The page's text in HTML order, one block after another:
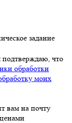
задание
что
обработки
моих
вам на почту